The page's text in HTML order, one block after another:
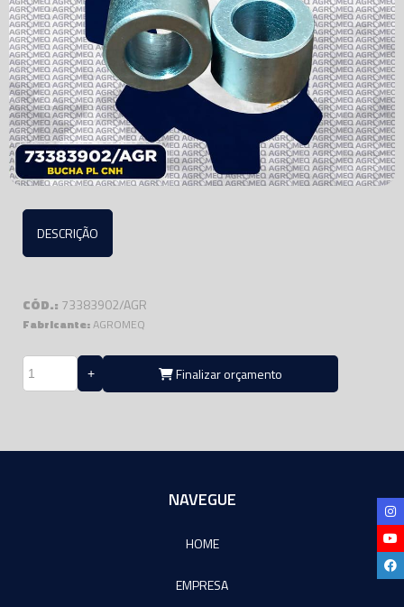
DESCRIÇÃO
CÓD.: 73383902/AGR
Fabricante:AGROMEQ
Finalizar orçamento
NAVEGUE
HOME
EMPRESA